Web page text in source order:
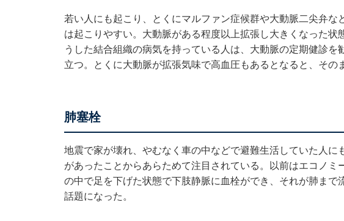
若い人にも起こり、とくにマルファン症候群や大動脈二尖弁な
は起こりやすい。大動脈がある程度以上拡張し大きくなった状
うした結合組織の病気を持っている人は、大動脈の定期健診を
立つ。とくに大動脈が拡張気味で高血圧もあるとなると、その
肺塞栓
地震で家が壊れ、やむなく車の中などで避難生活していた人に
があったことからあらためて注目されている。以前はエコノミ
の中で足を下げた状態で下肢静脈に血栓ができ、それが肺まで
話題になった。